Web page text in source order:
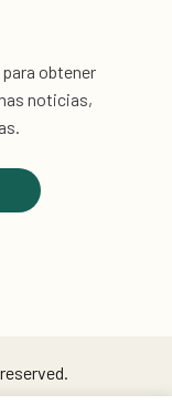
para obtener
noticias,